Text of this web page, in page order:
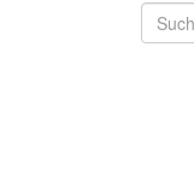
Suche
nach